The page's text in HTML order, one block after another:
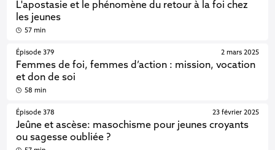
L'apostasie et le phénomène du retour à la foi chez
les jeunes
57 min
Épisode 379
Femmes de foi, femmes d’action : mission, vocation
et don de soi
2 mars 2025
58 min
Épisode 378
Jeûne et ascèse: masochisme pour jeunes croyants
ou sagesse oubliée ?
23 février 2025